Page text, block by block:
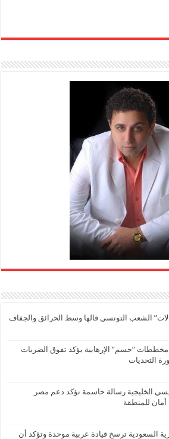
الشعب التونسي قالها وسط الحرائق والجفاف
مخططات “حسم” الإرهابية يؤكد تفوق الضربات
التحديات
الخليجية رسالة حاسمة تؤكد دعم مصر
للمنطقة
السعودية ترسخ قيادة عربية موحدة وتؤكد أن